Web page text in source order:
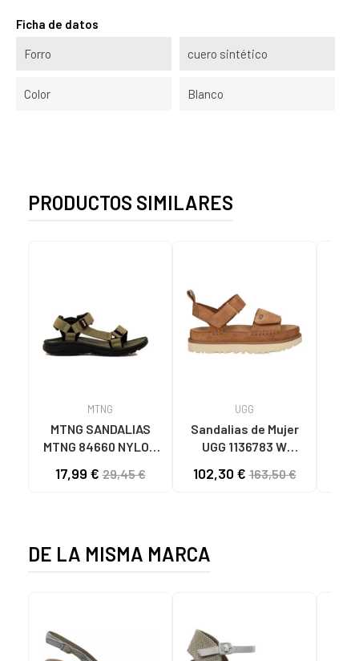
Ficha de datos
Forro cuero sintético
Color Blanco
PRODUCTOS SIMILARES
MTNG
MTNG SANDALIAS
MTNG 84660 NYLON
C59785 - - NYLON
17,99 €29,45 €
UGG
Sandalias de Mujer
UGG 1136783 W
CHESTNUT
102,30 €163,50 €
DE LA MISMA MARCA